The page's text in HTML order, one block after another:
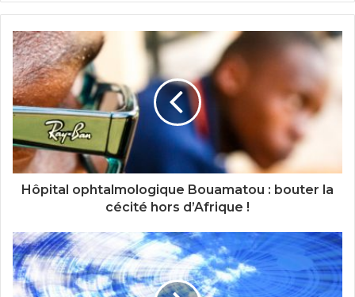
Hôpital ophtalmologique Bouamatou : bouter la
cécité hors d’Afrique !